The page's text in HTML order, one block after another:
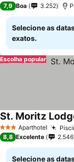
7,9 Boa 3.252
Selecione as
exatos.
Escolha popular
3 EstrelasAparthotel
St. Moritz
8,8 Excelente 2.546
Selecione as